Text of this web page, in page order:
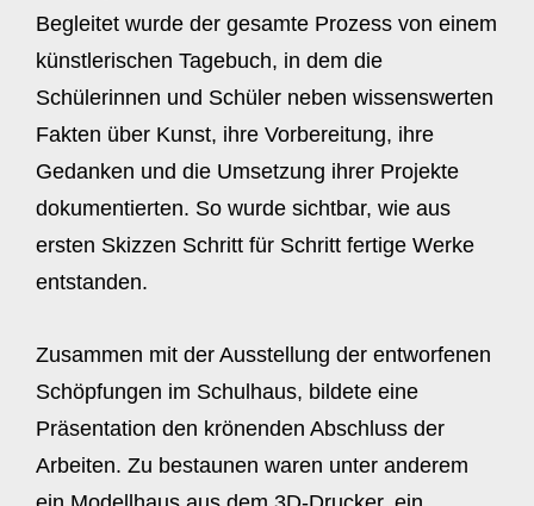
Begleitet wurde der gesamte Prozess von einem
künstlerischen Tagebuch, in dem die
Schülerinnen und Schüler neben wissenswerten
Fakten über Kunst, ihre Vorbereitung, ihre
Gedanken und die Umsetzung ihrer Projekte
dokumentierten. So wurde sichtbar, wie aus
ersten Skizzen Schritt für Schritt fertige Werke
entstanden.
Zusammen mit der Ausstellung der entworfenen
Schöpfungen im Schulhaus, bildete eine
Präsentation den krönenden Abschluss der
Arbeiten. Zu bestaunen waren unter anderem